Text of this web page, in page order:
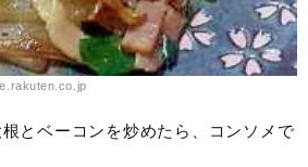
とベーコンを炒めたら、コンソメで